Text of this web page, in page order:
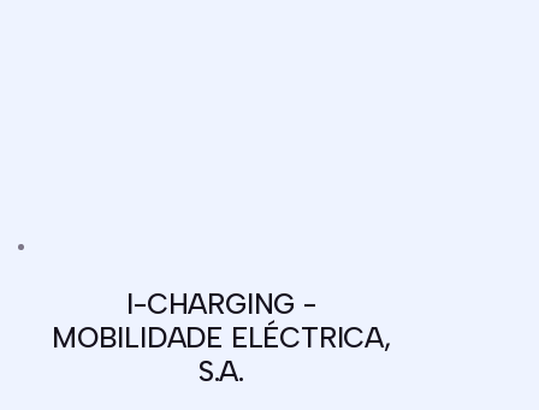
I-CHARGING -
MOBILIDADE ELÉCTRICA,
S.A.